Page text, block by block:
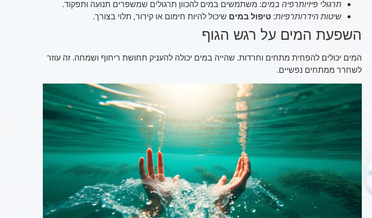
תרגולי פיזיותרפיה במים: משתמשים במים להכוון תרגולים שמשפרים תנועה ותפקוד.
שיטות הידרותרפיות: טיפול במים שיכול להיות חימום או קירור, תלוי בצורך.
השפעת המים על רגש הגוף
המים יכולים להפחית מתחים וחרדות. שהייה במים יכולה להעניק תחושת ריחוף ושמחה. זה עוזר
לשחרר ממתחים נפשיים.